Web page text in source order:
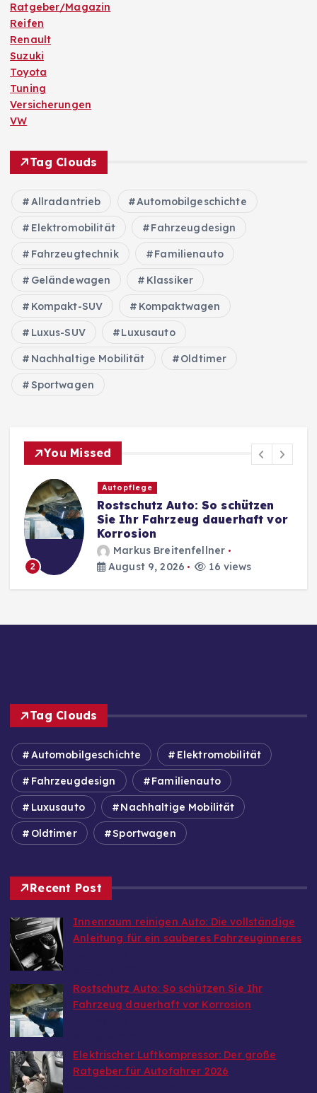
Ratgeber/Magazin
Reifen
Renault
Suzuki
Toyota
Tuning
Versicherungen
VW
Tag Clouds
Allradantrieb Automobilgeschichte
Elektromobilität Fahrzeugdesign
Fahrzeugtechnik Familienauto
Geländewagen Klassiker
Kompakt-SUV Kompaktwagen
Luxus-SUV Luxusauto
Nachhaltige Mobilität Oldtimer
Sportwagen
You Missed
2
Autopflege
Rostschutz Auto: So schützen
Sie Ihr Fahrzeug dauerhaft vor
Korrosion
Markus Breitenfellner
August 9, 2026
16 views
Tag Clouds
Automobilgeschichte Elektromobilität
Fahrzeugdesign Familienauto
Luxusauto Nachhaltige Mobilität
Oldtimer Sportwagen
Recent Post
Innenraum reinigen Auto: Die vollständige
Anleitung für ein sauberes Fahrzeuginneres
Rostschutz Auto: So schützen Sie Ihr
Fahrzeug dauerhaft vor Korrosion
Elektrischer Luftkompressor: Der große
Ratgeber für Autofahrer 2026